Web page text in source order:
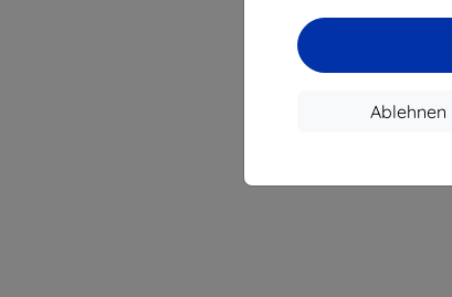
Ablehnen